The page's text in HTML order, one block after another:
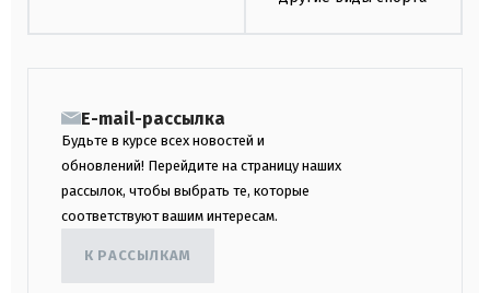
E-mail-рассылка
Будьте в курсе всех новостей и
обновлений! Перейдите на страницу наших
рассылок, чтобы выбрать те, которые
соответствуют вашим интересам.
К РАССЫЛКАМ